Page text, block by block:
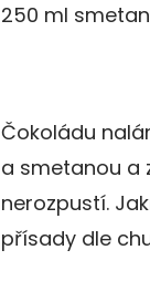
250 ml
Čokoládu
a smetanou a
nerozpustí.
přísady dle